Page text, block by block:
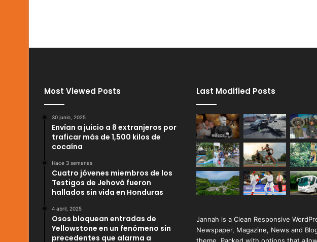
Most Viewed Posts
30 junio, 2025
Envían a juicio a 8 extranjeros por
traficar más de 1,500 kilos de
cocaína
Hace 3 semanas
Cuatro jóvenes miembros de los
Testigos de Jehová fueron
hallados sin vida en Honduras
4 abril, 2025
Osos bloquean entradas de
Yellowstone en un fenómeno sin
precedentes que alarma a
Last Modified Posts
Jannah is a Clean Responsive
Newspaper, Magazine, News and